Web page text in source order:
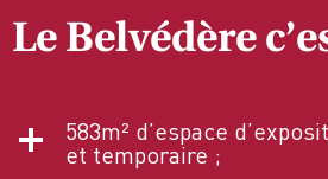
Le Belvédère
583m² d’espace
et temporaire ;